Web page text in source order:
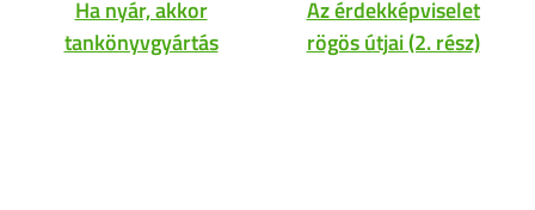
Ha nyár, akkor
tankönyvgyártás
Az érdekképviselet
rögös útjai (2. rész)